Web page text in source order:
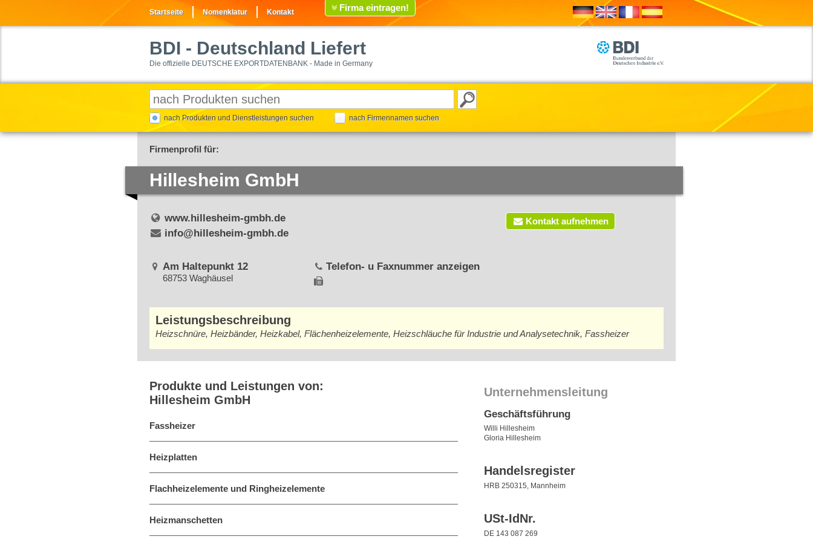
Startseite Nomenklatur Kontakt Firma eintragen!
BDI - Deutschland Liefert
Die offizielle DEUTSCHE EXPORTDATENBANK - Made in Germany
nach Produkten und Dienstleistungen suchen nach Firmennamen suchen
Firmenprofil für:
Hillesheim GmbH
Kontakt aufnehmen
www.hillesheim-gmbh.de
info@hillesheim-gmbh.de
Am Haltepunkt 12
68753 Waghäusel
Telefon- u Faxnummer anzeigen
Leistungsbeschreibung
Heizschnüre, Heizbänder, Heizkabel, Flächenheizelemente, Heizschläuche für Industrie und Analysetechnik, Fassheizer
Produkte und Leistungen von:
Hillesheim GmbH
Fassheizer
Heizplatten
Flachheizelemente und Ringheizelemente
Heizmanschetten
Unternehmensleitung
Geschäftsführung
Willi Hillesheim
Gloria Hillesheim
Handelsregister
HRB 250315, Mannheim
USt-IdNr.
DE 143 087 269